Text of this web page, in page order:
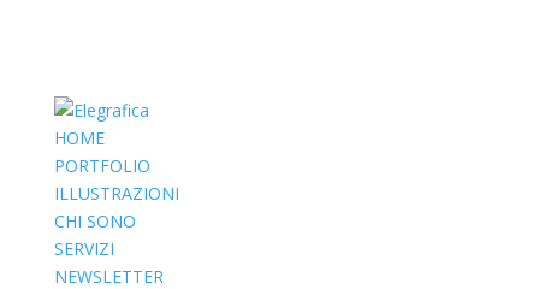
HOME
PORTFOLIO
ILLUSTRAZIONI
CHI SONO
SERVIZI
NEWSLETTER